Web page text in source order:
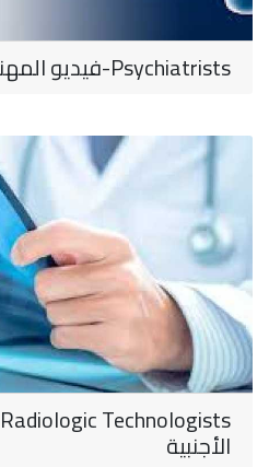
Psychiatrists-فيديو المهنة باللغة الأجنبية
الأجنبية